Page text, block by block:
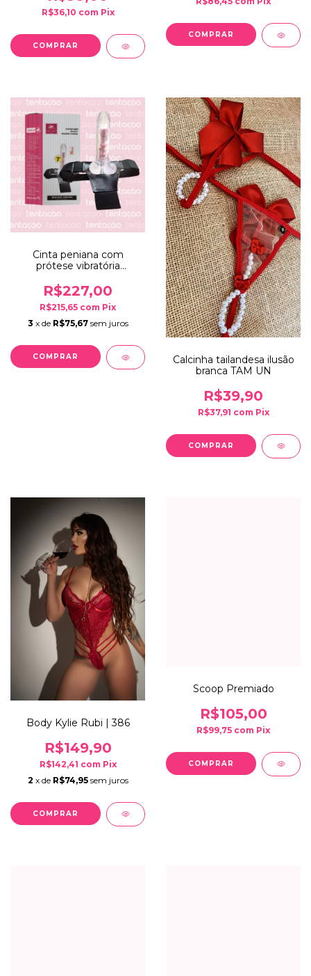
R$36,10 com Pix
Cinta peniana com
prótese vibratória
R$227,00
R$215,65 com Pix
3 x de R$75,67 sem juros
Calcinha tailandesa ilusão
branca TAM UN
R$39,90
R$37,91 com Pix
Body Kylie Rubi | 386
R$149,90
R$142,41 com Pix
2 x de R$74,95 sem juros
COMPRAR
Scoop Premiado
R$105,00
R$99,75 com Pix